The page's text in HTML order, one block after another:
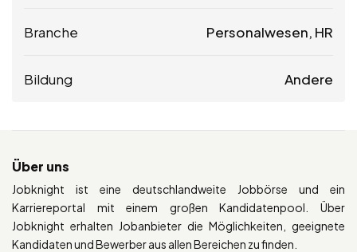
Branche Personalwesen, HR
Bildung Andere
Über uns
Jobknight ist eine deutschlandweite Jobbörse und ein
Karriereportal mit einem großen Kandidatenpool. Über
Jobknight erhalten Jobanbieter die Möglichkeiten, geeignete
Kandidaten und Bewerber aus allen Bereichen zu finden.